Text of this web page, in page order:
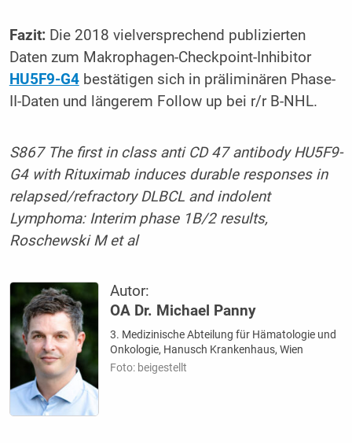
Fazit:Die 2018 vielversprechend publizierten
Daten zum Makrophagen-Checkpoint-Inhibitor
HU5F9-G4bestätigen sich in präliminären Phase-
II-Daten und längerem Follow up bei r/r B-NHL.
S867 The first in class anti CD 47 antibody HU5F9-
G4 with Rituximab induces durable responses in
relapsed/refractory DLBCL and indolent
Lymphoma: Interim phase 1B/2 results,
Roschewski M et al
Autor:
OA Dr. Michael Panny
3. Medizinische Abteilung für Hämatologie und
Onkologie, Hanusch Krankenhaus, Wien
Foto: beigestellt